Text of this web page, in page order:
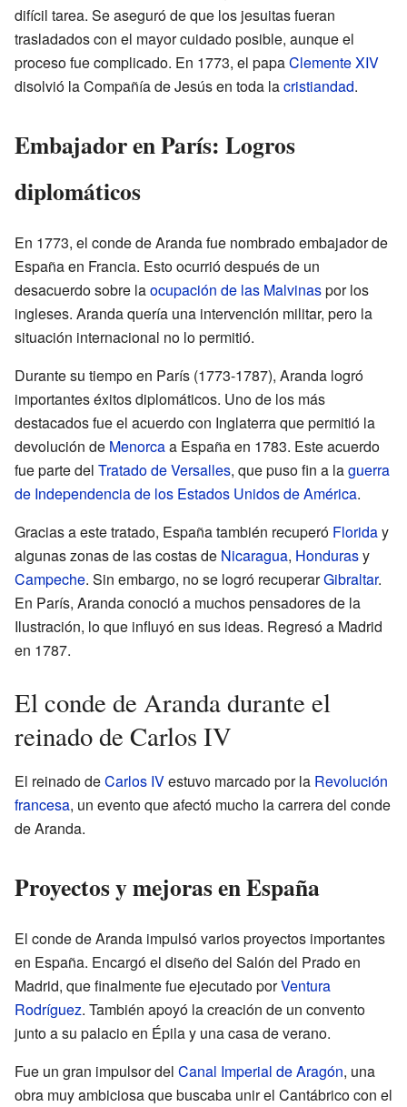
difícil tarea. Se aseguró de que los jesuitas fueran
trasladados con el mayor cuidado posible, aunque el
proceso fue complicado. En 1773, el papaClemente XIV
disolvió la Compañía de Jesús en toda lacristiandad.
Embajador en París: Logros
diplomáticos
En 1773, el conde de Aranda fue nombrado embajador de
España en Francia. Esto ocurrió después de un
desacuerdo sobre laocupación de las Malvinaspor los
ingleses. Aranda quería una intervención militar, pero la
situación internacional no lo permitió.
Durante su tiempo en París (1773-1787), Aranda logró
importantes éxitos diplomáticos. Uno de los más
destacados fue el acuerdo con Inglaterra que permitió la
devolución de Menorcaa España en 1783. Este acuerdo
fue parte del Tratado de Versalles, que puso fin a laguerra
de Independencia de los Estados Unidos de América.
Gracias a este tratado, España también recuperó Floriday
algunas zonas de las costas de Nicaragua, Hondurasy
Campeche. Sin embargo, no se logró recuperarGibraltar.
En París, Aranda conoció a muchos pensadores de la
Ilustración, lo que influyó en sus ideas. Regresó a Madrid
en 1787.
El conde de Aranda durante el
reinado de Carlos IV
El reinado deCarlos IVestuvo marcado por la Revolución
francesa, un evento que afectó mucho la carrera del conde
de Aranda.
Proyectos y mejoras en España
El conde de Aranda impulsó varios proyectos importantes
en España. Encargó el diseño del Salón del Prado en
Madrid, que finalmente fue ejecutado porVentura
Rodríguez. También apoyó la creación de un convento
junto a su palacio en Épila y una casa de verano.
Fue un gran impulsor del Canal Imperial de Aragón, una
obra muy ambiciosa que buscaba unir el Cantábrico con el